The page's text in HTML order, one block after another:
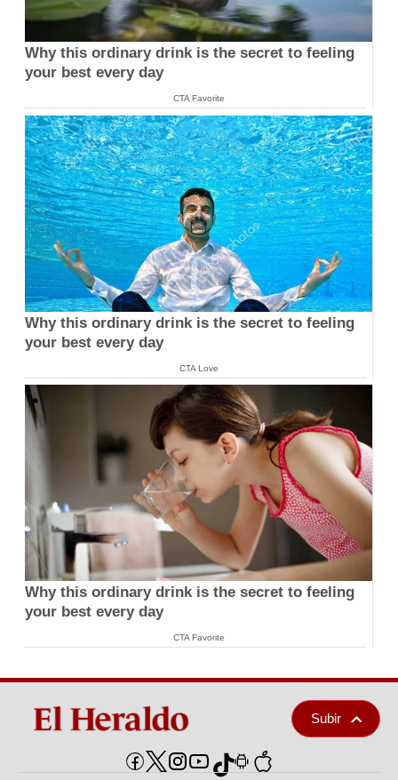
Why this ordinary drink is the secret to feeling
your best every day
CTA Favorite
Why this ordinary drink is the secret to feeling
your best every day
CTA Love
Why this ordinary drink is the secret to feeling
your best every day
CTA Favorite
Subir